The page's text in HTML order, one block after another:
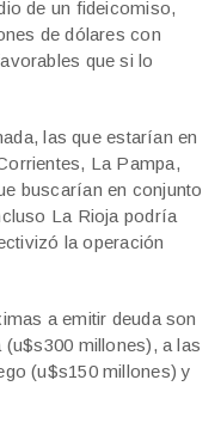
de un fideicomiso,
de dólares con
que si lo
las que estarían en
La Pampa,
buscarían en conjunto
La Rioja podría
la operación
a emitir deuda son
millones), a las
(u$s150 millones) y